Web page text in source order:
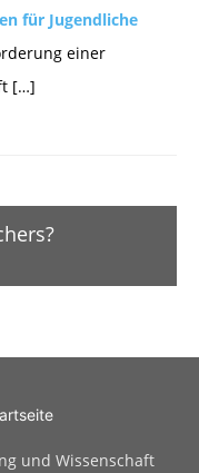
für Jugendliche
einer
[…]
und Wissenschaft